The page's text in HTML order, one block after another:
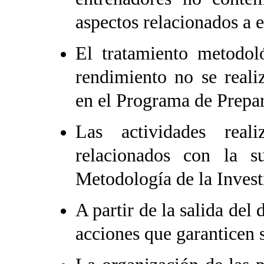
aspectos relacionados a
El tratamiento
rendimiento no se
en el Programa de
Las actividades
relacionados con la
Metodología de la
A partir de la salida del
acciones que